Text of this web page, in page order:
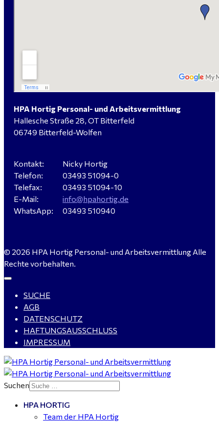
Elektromeister / -techniker (m/w/d) Kalkulation /
Planung / Überwachung - Bitterfeld-Wolfen
Hausmeister (m/w/d) für ein festes Objekt in
Verkäufer / Fachberater (m/w/d) - Baustoffe Fliesen -
für Dessau-Roßlau gesucht
gesucht - ab 4.500,00 €
WIG-Schweißer / Vorrichter (m/w/d) Anlagen- und
Rohrleitungsbau - Tagschicht - Leuna ab 20 €
gesucht für Halle (Saale) - ab 4.000 €
Buchhalter (m/w/d) für Halle (Saale) gesucht - TZ 20-
HPA Hortig Personal- und Arbeitsvermittlung
Hallesche Straße 28, OT Bitterfeld
06749 Bitterfeld-Wolfen
Kontakt:
Telefon:
Telefax:
E-Mail:
WhatsApp:
Nicky Hortig
03493 51094-0
03493 51094-10
info@hpahortig.de
03493 510940
© 2026 HPA Hortig Personal- und Arbeitsvermittlung Alle
Rechte vorbehalten.
SUCHE
AGB
DATENSCHUTZ
HAFTUNGSAUSSCHLUSS
IMPRESSUM
Suchen
HPA HORTIG
Team der HPA Hortig